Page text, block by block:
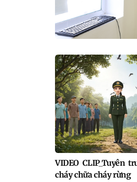
VIDEO CLIP_Tuyên
cháy chữa cháy rừng